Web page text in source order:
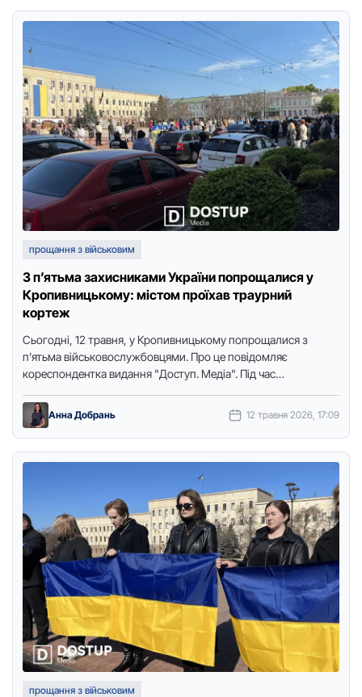
прощання з військовим
З п’ятьма захисниками України попрощалися у
Кропивницькому: містом проїхав траурний
кортеж
Сьогодні, 12 травня, у Кропивницькому попрощалися з
п’ятьма військовослужбовцями. Про це повідомляє
кореспондентка видання "Доступ. Медіа". Під час
кортеж …
Анна Добрань 12 травня 2026, 17:09
прощання з військовим